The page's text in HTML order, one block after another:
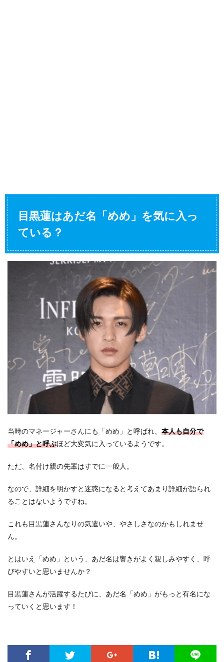
目黒蓮はあだ名「めめ」を気に入っ
ている？
当時のマネージャーさんにも「めめ」と呼ばれ、 本人も自分で
「めめ」と呼ぶほど大変気に入っているようです。
ただ、名付け親の先輩はすでに一般人。
なので、詳細を明かすと迷惑になると考えてあまり詳細が語られ
ることはないようですね。
これも目黒蓮さんなりの気遣いや、やさしさなのかもしれませ
ん。
とはいえ「めめ」という、あだ名は響きがよく親しみやすく、呼
びやすいと思いませんか？
目黒蓮さんが活躍するたびに、あだ名「めめ」がもっと有名にな
っていくと思います！